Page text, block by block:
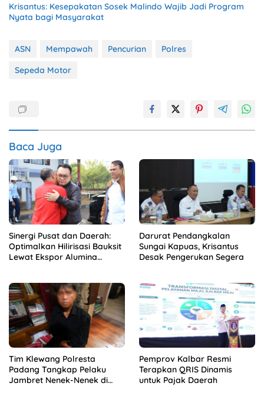
Krisantus: Kesepakatan Sosek Malindo Wajib Jadi Program
Nyata bagi Masyarakat
ASN Mempawah Pencurian
Polres
Sepeda Motor
Baca Juga
Sinergi Pusat dan Daerah:
Optimalkan Hilirisasi Bauksit
Lewat Ekspor Alumina
Darurat Pendangkalan
Sungai Kapuas, Krisantus
Desak Pengerukan Segera
Tim Klewang Polresta
Padang Tangkap Pelaku
Jambret Nenek-Nenek di
Pemprov Kalbar Resmi
Terapkan QRIS Dinamis
untuk Pajak Daerah